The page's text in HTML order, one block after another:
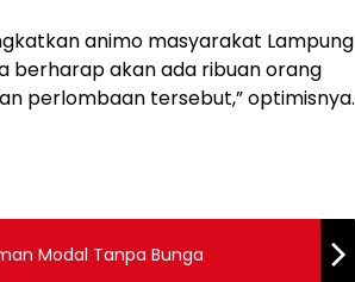
animo masyarakat Lampung
berharap akan ada ribuan orang
perlombaan tersebut,” optimisnya.
Modal Tanpa Bunga